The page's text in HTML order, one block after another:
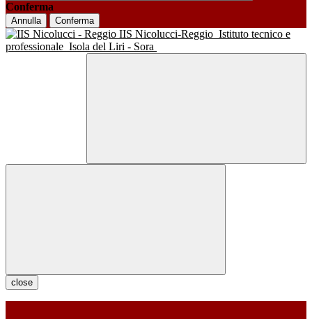
Conferma
Annulla Conferma
IIS Nicolucci-Reggio Istituto tecnico e
professionale Isola del Liri - Sora
close